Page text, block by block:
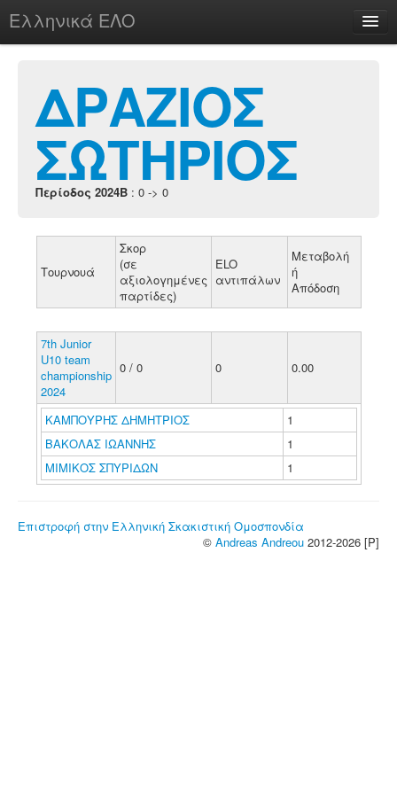
Ελληνικά ΕΛΟ
chesstu.be @ discord
Login
ΔΡΑΖΙΟΣ
ΣΩΤΗΡΙΟΣ
Περίοδος 2024B : 0 -> 0
Τουρνουά
Σκορ
(σε
αξιολογημένες
παρτίδες)
ELO
αντιπάλων
Μεταβολή
ή
Απόδοση
7th Junior
U10 team
championship
2024
0 / 0 0 0.00
ΚΑΜΠΟΥΡΗΣ ΔΗΜΗΤΡΙΟΣ
1
ΒΑΚΟΛΑΣ ΙΩΑΝΝΗΣ
1
ΜΙΜΙΚΟΣ ΣΠΥΡΙΔΩΝ
1
Επιστροφή στην Ελληνική Σκακιστική Ομοσπονδία
© Andreas Andreou 2012-2026 [P]